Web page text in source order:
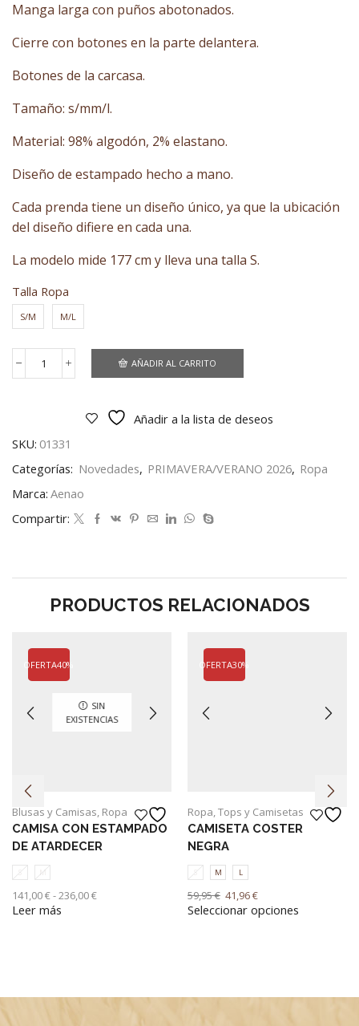
Manga larga con puños abotonados.
Cierre con botones en la parte delantera.
Botones de la carcasa.
Tamaño: s/mm/l.
Material: 98% algodón, 2% elastano.
Diseño de estampado hecho a mano.
Cada prenda tiene un diseño único, ya que la ubicación
del diseño difiere en cada una.
La modelo mide 177 cm y lleva una talla S.
Talla Ropa
S/M M/L
Camisa
fondo
urbano
AÑADIR AL CARRITO
Añadir a la lista de deseos
SKU: 01331
Categorías: Novedades, PRIMAVERA/VERANO 2026, Ropa
Marca: Aenao
Compartir:
PRODUCTOS RELACIONADOS
OFERTA40%
SIN
EXISTENCIAS
Blusas y Camisas, Ropa
CAMISA CON ESTAMPADO
DE ATARDECER
S M
141,00€-236,00€Rango
Leer más
OFERTA30%
Ropa,Tops y Camisetas
CAMISETA COSTER
NEGRA
S M L
59,95€ El
precio
41,96€El
precio
Seleccionar opciones
opciones